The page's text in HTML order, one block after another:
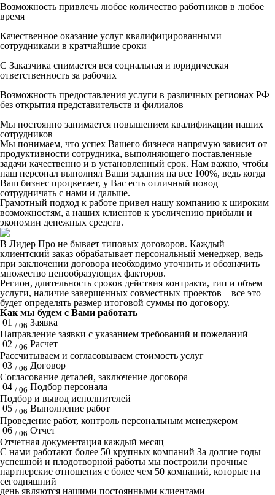
Возможность привлечь любое количество работников в любое
время
Качественное оказание услуг квалифицированными
сотрудниками в кратчайшие сроки
С Заказчика снимается вся социальная и юридическая
ответственность за рабочих
Возможность предоставления услуги в различных регионах РФ
без открытия представительств и филиалов
Мы постоянно занимается повышением квалификации наших
сотрудников
Мы понимаем, что успех Вашего бизнеса напрямую зависит от
продуктивности сотрудника, выполняющего поставленные
задачи качественно и в установленный срок. Нам важно, чтобы
наш персонал выполнял Ваши задания на все 100%, ведь когда
Ваш бизнес процветает, у Вас есть отличный повод
сотрудничать с нами и дальше.
Грамотный подход к работе привел нашу компанию к широким
возможностям, а наших клиентов к увеличению прибыли и
экономии денежных средств.
В Лидер Про не бывает типовых договоров. Каждый
клиентский заказ обрабатывает персональный менеджер, ведь
при заключении договора необходимо уточнить и обозначить
множество ценообразующих факторов.
Регион, длительность сроков действия контракта, тип и объем
услуги, наличие завершенных совместных проектов – все это
будет определять размер итоговой суммы по договору.
Как мы будем с Вами работать
01 / 06 Заявка
Направление заявки с указанием требований и пожеланий
02 / 06 Расчет
Рассчитываем и согласовываем стоимость услуг
03 / 06 Договор
Согласование деталей, заключение договора
04 / 06 Подбор персонала
Подбор и вывод исполнителей
05 / 06 Выполнение работ
Проведение работ, контроль персональным менеджером
06 / 06 Отчет
Отчетная документация каждый месяц
C нами работают более 50 крупных компаний За долгие годы
успешной и плодотворной работы мы построили прочные
партнерские отношения с более чем 50 компаний, которые на
сегодняшний
день являются нашими постоянными клиентами